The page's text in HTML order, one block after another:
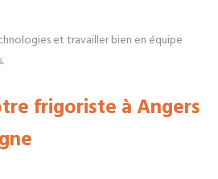
et travailler bien en équipe
frigoriste à Angers